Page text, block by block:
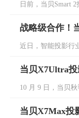
日前，当贝Smart
战略级合作！
近日，智能投影行
当贝X7Ultra
10 月 9 日，当贝
当贝X7Max投